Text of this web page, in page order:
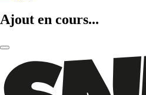
Ajout en cours...